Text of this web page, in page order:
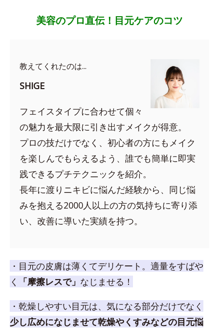
美容のプロ直伝！目元ケアのコツ
教えてくれたのは...
SHIGE
フェイスタイプに合わせて個々
の魅力を最大限に引き出すメイクが得意。
プロの技だけでなく、初心者の方にもメイク
を楽しんでもらえるよう、誰でも簡単に即実
践できるプチテクニックを紹介。
長年に渡りニキビに悩んだ経験から、同じ悩
みを抱える2000人以上の方の気持ちに寄り添
い、改善に導いた実績を持つ。
・目元の皮膚は薄くてデリケート。適量をすばや
く
「摩擦レスで」 なじませる！
・乾燥しやすい目元は、気になる部分だけでなく
少し広めになじませて乾燥やくすみなどの目元悩